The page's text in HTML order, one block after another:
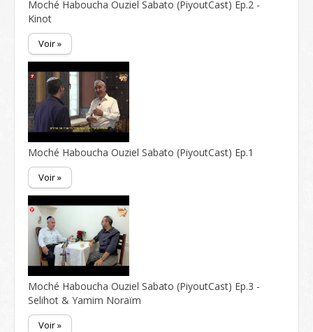
Moché Haboucha Ouziel Sabato (PiyoutCast) Ep.2 -
Kinot
Voir »
Moché Haboucha Ouziel Sabato (PiyoutCast) Ep.1
Voir »
Moché Haboucha Ouziel Sabato (PiyoutCast) Ep.3 -
Selihot & Yamim Noraïm
Voir »